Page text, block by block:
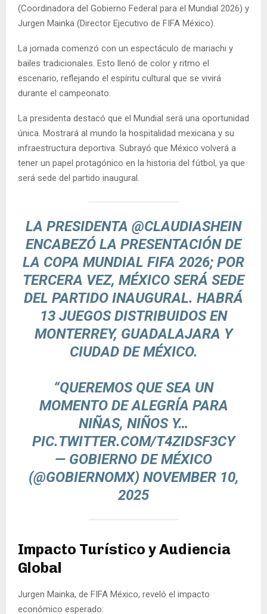
(Coordinadora del Gobierno Federal para el Mundial 2026) y
Jurgen Mainka (Director Ejecutivo de FIFA México).
La jornada comenzó con un espectáculo de mariachi y
bailes tradicionales. Esto llenó de color y ritmo el
escenario, reflejando el espíritu cultural que se vivirá
durante el campeonato.
La presidenta destacó que el Mundial será una oportunidad
única. Mostrará al mundo la hospitalidad mexicana y su
infraestructura deportiva. Subrayó que México volverá a
tener un papel protagónico en la historia del fútbol, ya que
será sede del partido inaugural.
LA PRESIDENTA @CLAUDIASHEIN
ENCABEZÓ LA PRESENTACIÓN DE
LA COPA MUNDIAL FIFA 2026; POR
TERCERA VEZ, MÉXICO SERÁ SEDE
DEL PARTIDO INAUGURAL. HABRÁ
13 JUEGOS DISTRIBUIDOS EN
MONTERREY, GUADALAJARA Y
CIUDAD DE MÉXICO.
“QUEREMOS QUE SEA UN
MOMENTO DE ALEGRÍA PARA
NIÑAS, NIÑOS Y…
PIC.TWITTER.COM/T4ZIDSF3CY
— GOBIERNO DE MÉXICO
(@GOBIERNOMX) NOVEMBER 10,
2025
Impacto Turístico y Audiencia
Global
Jurgen Mainka, de FIFA México, reveló el impacto
económico esperado: